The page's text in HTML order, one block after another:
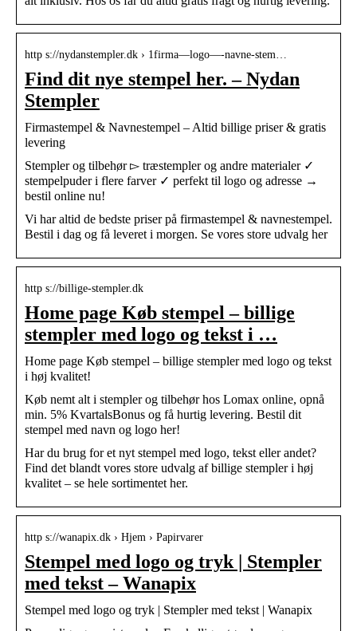
http s://nydanstempler.dk › 1firma—logo—-navne-stem…
Find dit nye stempel her. – Nydan
Stempler
Firmastempel & Navnestempel – Altid billige priser & gratis
levering
Stempler og tilbehør ▻ træstempler og andre materialer ✓
stempelpuder i flere farver ✓ perfekt til logo og adresse →
bestil online nu!
Vi har altid de bedste priser på firmastempel & navnestempel.
Bestil i dag og få leveret i morgen. Se vores store udvalg her
http s://billige-stempler.dk
Home page Køb stempel – billige
stempler med logo og tekst i …
Home page Køb stempel – billige stempler med logo og tekst
i høj kvalitet!
Køb nemt alt i stempler og tilbehør hos Lomax online, opnå
min. 5% KvartalsBonus og få hurtig levering. Bestil dit
stempel med navn og logo her!
Har du brug for et nyt stempel med logo, tekst eller andet?
Find det blandt vores store udvalg af billige stempler i høj
kvalitet – se hele sortimentet her.
http s://wanapix.dk › Hjem › Papirvarer
Stempel med logo og tryk | Stempler
med tekst – Wanapix
Stempel med logo og tryk | Stempler med tekst | Wanapix